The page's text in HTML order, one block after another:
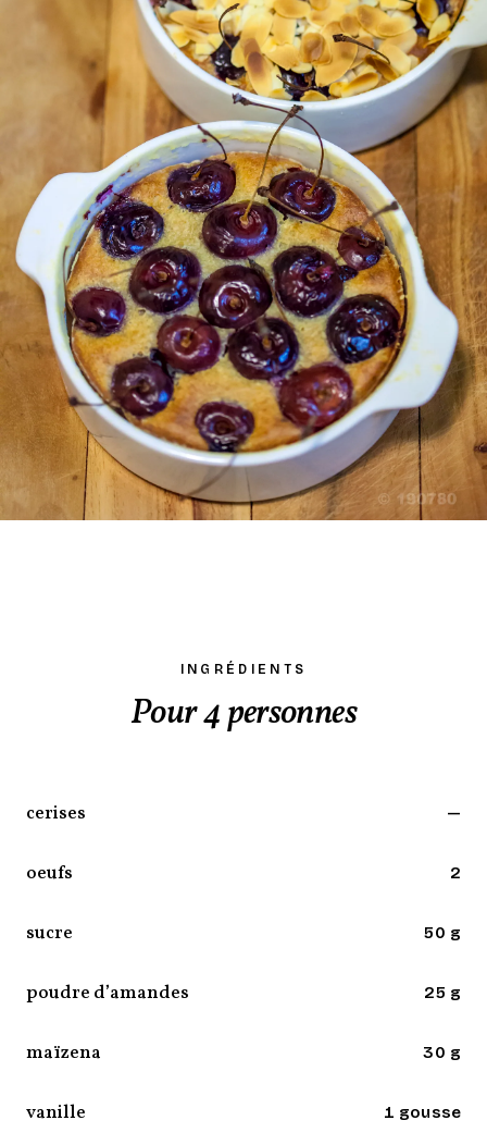
INGRÉDIENTS
Pour 4 personnes
cerises —
oeufs 2
sucre 50 g
poudre d’amandes 25 g
maïzena 30 g
vanille 1 gousse